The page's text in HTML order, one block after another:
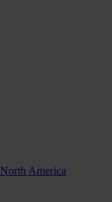
North America